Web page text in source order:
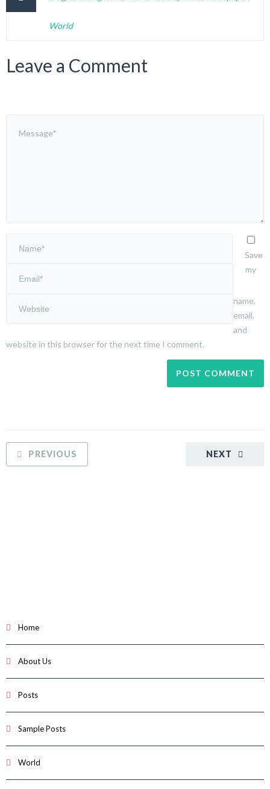
World
Leave a Comment
Save
my
name,
email,
and
website in this browser for the next time I comment.
NEXT
PREVIOUS
Home
About Us
Posts
Sample Posts
World